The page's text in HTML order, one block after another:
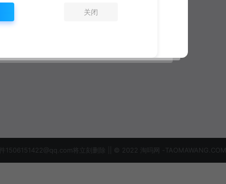
1506151422@qq.com将立刻删除 || © 2022 淘吗网 -TAOMAWANG.COM
关闭